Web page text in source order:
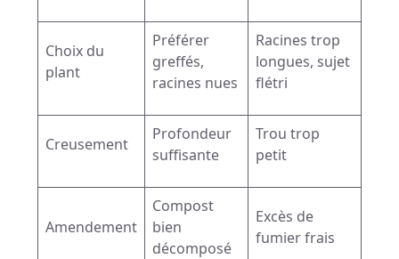
Choix du
plant
Préférer
greffés,
racines nues
Racines trop
longues, sujet
flétri
Creusement
Profondeur
suffisante
Trou trop
petit
Amendement
Compost
bien
décomposé
Excès de
fumier frais